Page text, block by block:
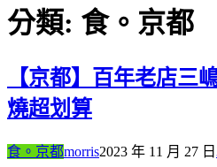
分類: 食。京都
【京都】百年老店三
燒超划算
食。京都morris2023 年 11 月 27 日